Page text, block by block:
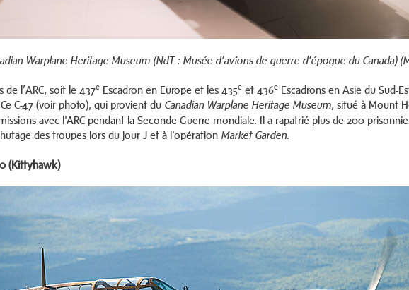
Warplane Heritage Museum (NdT : Musée d’avions de guerre d’époque du Canada)
de l’ARC, soit le 437e Escadron en Europe et les 435e et 436e Escadrons en Asie du Sud-
C-47 (voir photo), qui provient du Canadian Warplane Heritage Museum, situé à Mount
avec l'ARC pendant la Seconde Guerre mondiale. Il a rapatrié plus de 200
des troupes lors du jour J et à l'opération Market Garden.
(Kittyhawk)